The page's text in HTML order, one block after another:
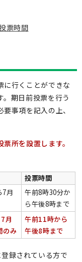
票時間
に行くことができな
期日前投票を行う
事項を記入の上、
所を設置します。
投票時間
7月
午前8時30分か
ら午後8時まで
月
のみ
午前11時から
午後8時まで
録されている方で